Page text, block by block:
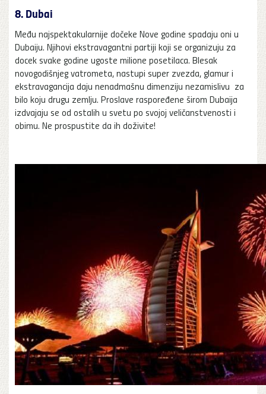
8. Dubai
Među najspektakularnije dočeke Nove godine spadaju oni u
Dubaiju. Njihovi ekstravagantni partiji koji se organizuju za
docek svake godine ugoste milione posetilaca. Blesak
novogodišnjeg vatrometa, nastupi super zvezda, glamur i
ekstravagancija daju nenadmašnu dimenziju nezamislivu za
bilo koju drugu zemlju. Proslave raspoređene širom Dubaija
izdvajaju se od ostalih u svetu po svojoj veličanstvenosti i
obimu. Ne prospustite da ih doživite!